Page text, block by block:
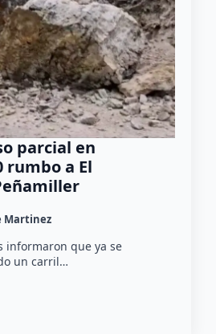
parcial en
rumbo a El
Martinez
informaron que ya se
un carril…